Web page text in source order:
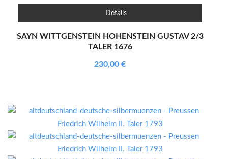
Details
SAYN WITTGENSTEIN HOHENSTEIN GUSTAV 2/3
TALER 1676
230,00 €